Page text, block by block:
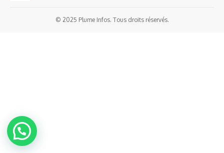
© 2025 Plume Infos. Tous droits réservés.